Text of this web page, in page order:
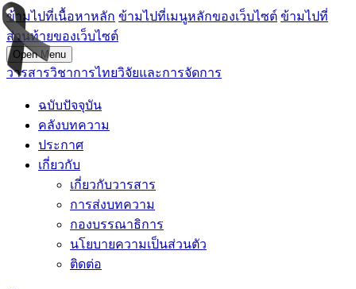
ข้ามไปที่เนื้อหาหลัก ข้ามไปที่เมนูหลักของเว็บไซต์ ข้ามไปที่
ส่วนท้ายของเว็บไซต์
Open Menu
วารสารวิชาการไทยวิจัยและการจัดการ
ฉบับปัจจุบัน
คลังบทความ
ประกาศ
เกี่ยวกับ
เกี่ยวกับวารสาร
การส่งบทความ
กองบรรณาธิการ
นโยบายความเป็นส่วนตัว
ติดต่อ